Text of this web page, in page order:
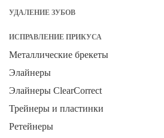
УДАЛЕНИЕ ЗУБОВ
ИСПРАВЛЕНИЕ ПРИКУСА
Металлические брекеты
Элайнеры
Элайнеры ClearCorrect
Трейнеры и пластинки
Ретейнеры